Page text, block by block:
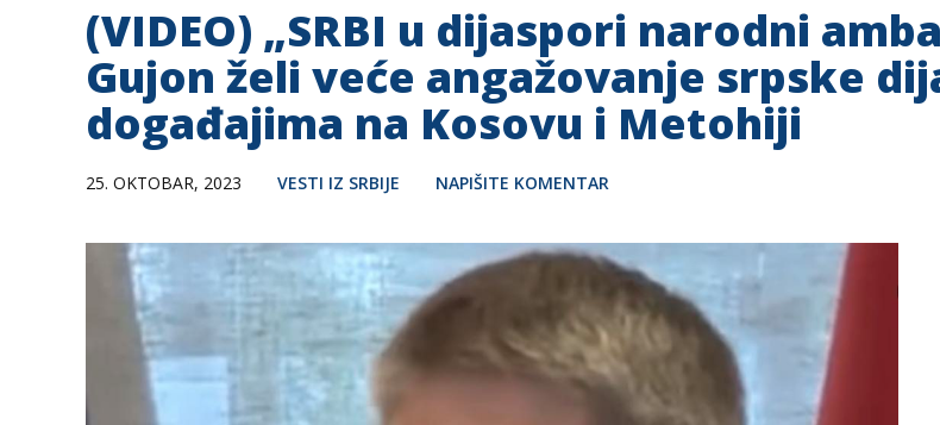
(VIDEO) „SRBI u dijaspori narodni
Gujon želi veće angažovanje srpske
događajima na Kosovu i Metohiji
25. OKTOBAR, 2023 VESTI IZ SRBIJE NAPIŠITE KOMENTAR